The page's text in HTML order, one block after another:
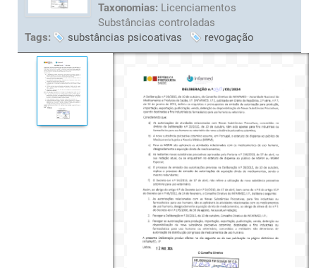
Taxonomias: Licenciamentos
Substâncias controladas
Tags:
substâncias psicoativas revogação